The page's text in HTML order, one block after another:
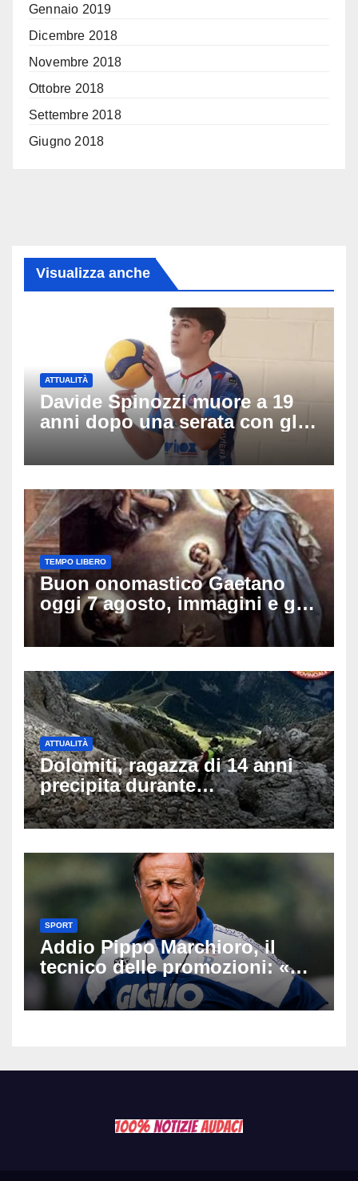
Gennaio 2019
Dicembre 2018
Novembre 2018
Ottobre 2018
Settembre 2018
Giugno 2018
Visualizza anche
ATTUALITÀ
Davide Spinozzi muore a 19
anni dopo una serata con gli
amici: il mistero dello
schianto senza frenata
TEMPO LIBERO
Buon onomastico Gaetano
oggi 7 agosto, immagini e gif
di auguri da condividere sui
social
ATTUALITÀ
Dolomiti, ragazza di 14 anni
precipita durante
un’escursione: tragedia sul
Latemar davanti alla famiglia
SPORT
Addio Pippo Marchioro, il
tecnico delle promozioni: «Ha
scritto pagine indimenticabili
del nostro calcio»